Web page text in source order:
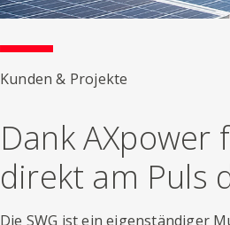
Kunden & Projekte
Dank AXpower
direkt am Puls
Die SWG ist ein eigenständiger